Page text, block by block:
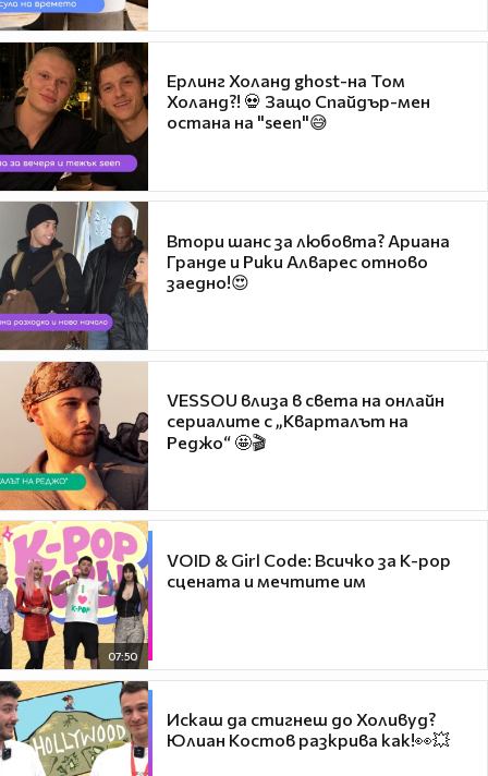
Ерлинг Холанд ghost-на Том
Холанд?! 💀 Защо Спайдър-мен
остана на "seen"😅
Втори шанс за любовта? Ариана
Гранде и Рики Алварес отново
заедно!😍
VESSOU влиза в света на онлайн
сериалите с „Кварталът на
Реджо“ 🤩🎬
07:50
VOID & Girl Code: Всичко за K-pop
сцената и мечтите им
Искаш да стигнеш до Холивуд?
Юлиан Костов разкрива как!👀💥